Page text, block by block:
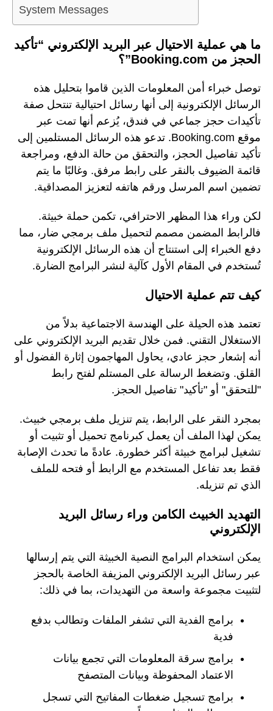
System Messages
ما هي عملية الاحتيال عبر البريد الإلكتروني “تأكيد
الحجز من Booking.com”؟
توصل خبراء أمن المعلومات الذين قاموا بتحليل هذه
الرسائل الإلكترونية إلى أنها رسائل احتيالية تنتحل صفة
تأكيدات حجز جماعي في فندق، يُزعم أنها تمت عبر
موقع Booking.com. تدعو هذه الرسائل المستلمين إلى
تأكيد تفاصيل الحجز، والتحقق من حالة الدفع، ومراجعة
قائمة الضيوف بالنقر على رابط مرفق. وغالبًا ما يتم
تضمين اسم المرسل ورقم هاتفه لتعزيز المصداقية.
لكن وراء هذا المظهر الاحترافي، تكمن حملة خبيثة.
فالرابط المضمن مصمم لتحميل ملف برمجي ضار، مما
دفع الخبراء إلى استنتاج أن هذه الرسائل الإلكترونية
تُستخدم في المقام الأول كآلية لنشر البرامج الضارة.
كيف تتم عملية الاحتيال
تعتمد هذه الحيلة على الهندسة الاجتماعية بدلاً من
الاستغلال التقني. فمن خلال تقديم البريد الإلكتروني على
أنه إشعار حجز عادي، يحاول المهاجمون إثارة الفضول أو
القلق. وتضغط الرسالة على المستلم لفتح رابط
"للتحقق" أو "تأكيد" تفاصيل الحجز.
بمجرد النقر على الرابط، يتم تنزيل ملف برمجي خبيث.
يمكن لهذا الملف أن يعمل كبرنامج تحميل أو تثبيت أو
تشغيل لبرامج خبيثة أكثر خطورة. عادةً ما تحدث الإصابة
فقط بعد تفاعل المستخدم مع الرابط أو فتحه للملف
الذي تم تنزيله.
التهديد الخبيث الكامن وراء رسائل البريد
الإلكتروني
يمكن استخدام البرامج النصية الخبيثة التي يتم إرسالها
عبر رسائل البريد الإلكتروني المزيفة الخاصة بالحجز
لتثبيت مجموعة واسعة من التهديدات، بما في ذلك:
برامج الفدية التي تشفر الملفات وتطالب بدفع
فدية
برامج سرقة المعلومات التي تجمع بيانات
الاعتماد المحفوظة وبيانات المتصفح
برامج تسجيل ضغطات المفاتيح التي تسجل